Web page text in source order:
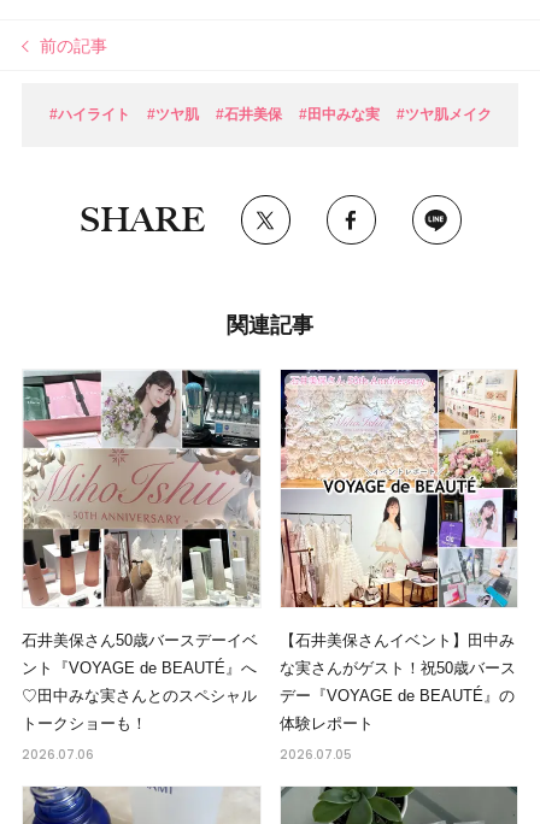
前の記事
#ハイライト #ツヤ肌 #石井美保 #田中みな実 #ツヤ肌メイク
SHARE
関連記事
石井美保さん50歳バースデーイベ
ント『VOYAGE de BEAUTÉ』へ
♡田中みな実さんとのスペシャル
トークショーも！
2026.07.06
【石井美保さんイベント】田中み
な実さんがゲスト！祝50歳バース
デー『VOYAGE de BEAUTÉ』の
体験レポート
2026.07.05